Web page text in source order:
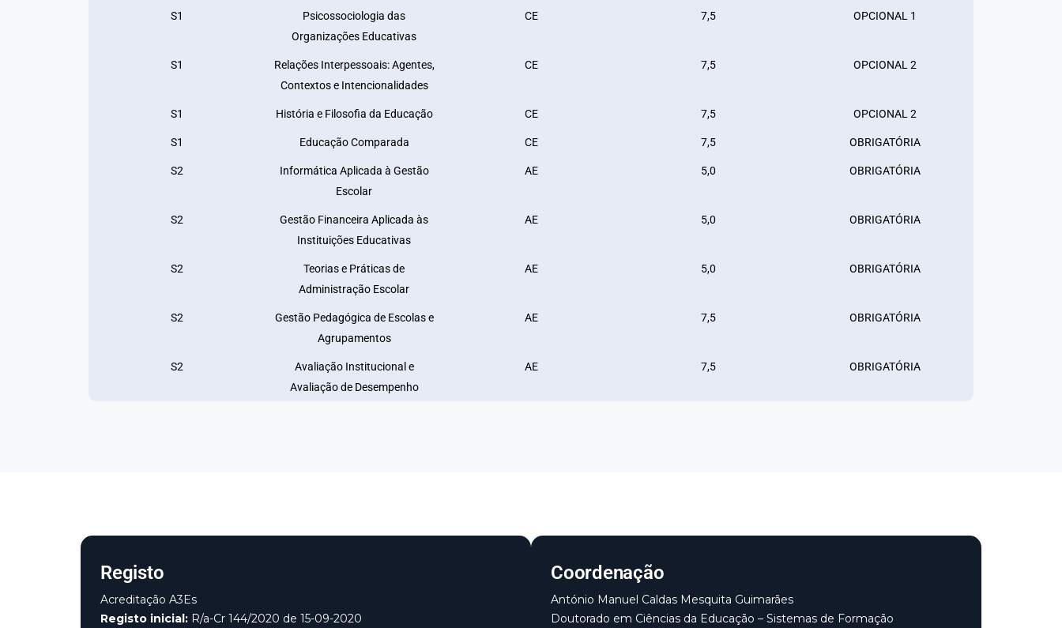
S1
Psicossociologia das
Organizações Educativas
CE 7,5 OPCIONAL 1
S1
Relações Interpessoais: Agentes,
Contextos e Intencionalidades
CE 7,5 OPCIONAL 2
S1 História e Filosofia da Educação CE 7,5 OPCIONAL 2
S1 Educação Comparada CE 7,5 OBRIGATÓRIA
S2
Informática Aplicada à Gestão
Escolar
AE 5,0 OBRIGATÓRIA
S2
Gestão Financeira Aplicada às
Instituições Educativas
AE 5,0 OBRIGATÓRIA
S2
Teorias e Práticas de
Administração Escolar
AE 5,0 OBRIGATÓRIA
S2
Gestão Pedagógica de Escolas e
Agrupamentos
AE 7,5 OBRIGATÓRIA
S2
Avaliação Institucional e
Avaliação de Desempenho
AE 7,5 OBRIGATÓRIA
Registo
Acreditação A3Es
Registo inicial: R/a-Cr 144/2020 de 15-09-2020
Coordenação
António Manuel Caldas Mesquita Guimarães
Doutorado em Ciências da Educação – Sistemas de Formação